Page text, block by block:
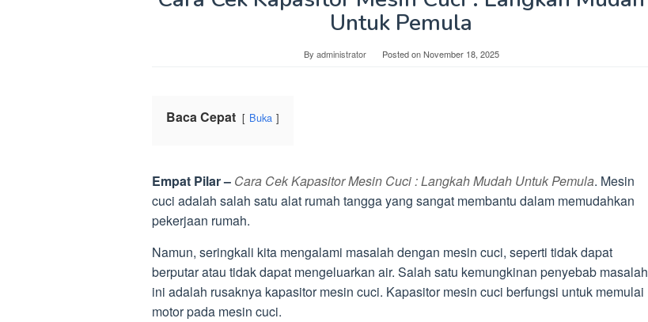
Untuk Pemula
By administrator Posted onNovember 18, 2025
Baca Cepat Buka
Empat Pilar – Cara Cek Kapasitor Mesin Cuci : Langkah Mudah Untuk Pemula. Mesin
cuci adalah salah satu alat rumah tangga yang sangat membantu dalam memudahkan
pekerjaan rumah.
Namun, seringkali kita mengalami masalah dengan mesin cuci, seperti tidak dapat
berputar atau tidak dapat mengeluarkan air. Salah satu kemungkinan penyebab masalah
ini adalah rusaknya kapasitor mesin cuci. Kapasitor mesin cuci berfungsi untuk memulai
motor pada mesin cuci.